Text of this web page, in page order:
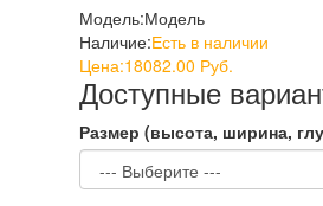
Модель:Модель
Наличие:Есть в наличии
Цена:18082.00 Руб.
Доступные
Размер (высота, ширина,